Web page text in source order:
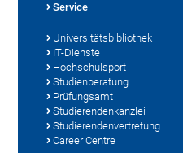
Service
Universitätsbibliothek
IT-Dienste
Hochschulsport
Studienberatung
Prüfungsamt
Studierendenkanzlei
Studierendenvertretung
Career Centre